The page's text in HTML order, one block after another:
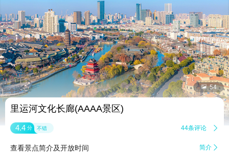
 54
里运河文化长廊(AAAA景区)
4.4 分 不错 44条评论 
查看景点简介及开放时间 简介 
